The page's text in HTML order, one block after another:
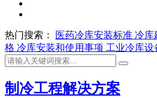
热门搜索： 医药冷库安装标准 冷库
格 冷库安装和使用事项 工业冷库设
制冷工程解决方案